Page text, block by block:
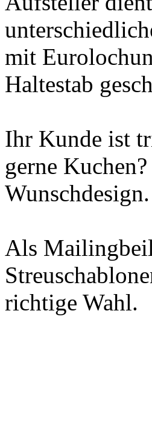
mit
Haltestab
Ihr Kunde ist
gerne
Wunschdesign.
Als
richtige Wahl.